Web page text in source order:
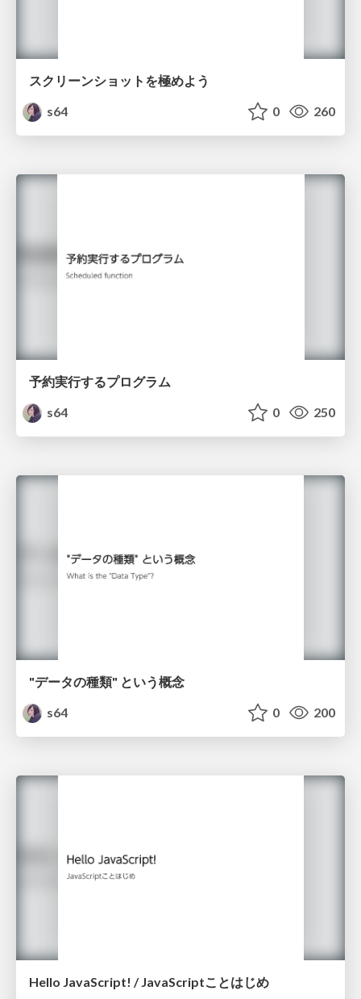
スクリーンショットを極めよう
s64
0 260
予約実行するプログラム
s64
0 250
"データの種類" という概念
s64
0 200
Hello JavaScript! / JavaScriptことはじめ